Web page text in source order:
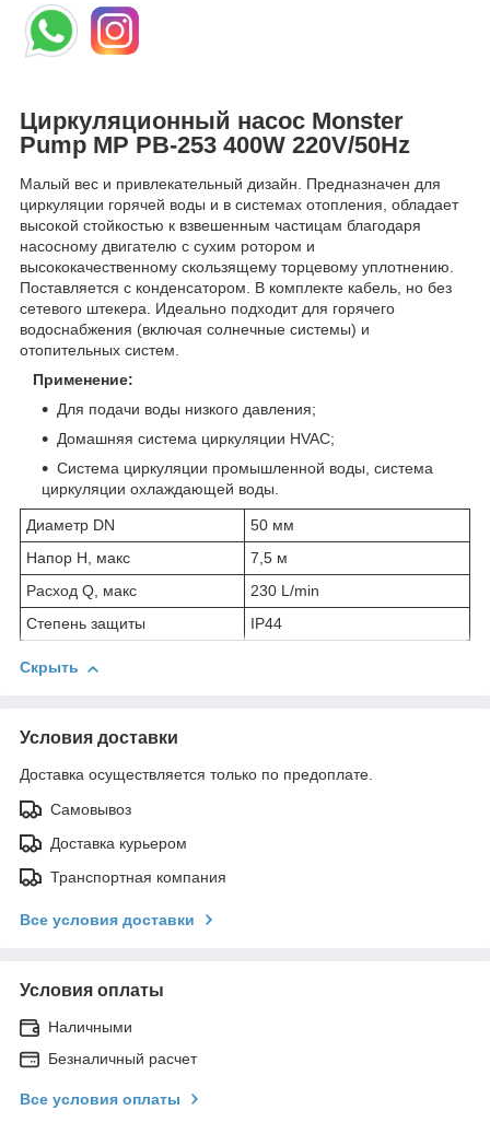
Циркуляционный насос Monster
Pump MP PB-253 400W 220V/50Hz
Малый вес и привлекательный дизайн. Предназначен для
циркуляции горячей воды и в системах отопления, обладает
высокой стойкостью к взвешенным частицам благодаря
насосному двигателю с сухим ротором и
высококачественному скользящему торцевому уплотнению.
Поставляется с конденсатором. В комплекте кабель, но без
сетевого штекера. Идеально подходит для горячего
водоснабжения (включая солнечные системы) и
отопительных систем.
Применение:
Для подачи воды низкого давления;
Домашняя система циркуляции HVAC;
Система циркуляции промышленной воды, система
циркуляции охлаждающей воды.
Диаметр DN
50 мм
Напор H, макс
7,5 м
Расход Q, макс
230 L/min
Степень защиты
IP44
Скрыть
Условия доставки
Доставка осуществляется только по предоплате.
Самовывоз
Доставка курьером
Транспортная компания
Все условия доставки
Условия оплаты
Наличными
Безналичный расчет
Все условия оплаты